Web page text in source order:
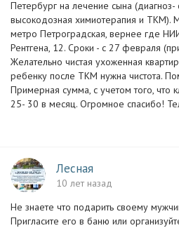
Петербург на лечение сына (диагноз-
высокодозная химиотерапия и ТКМ).
метро Петроградская, вернее где
Рентгена, 12. Сроки - с 27 февраля
Желательно чистая ухоженная
ребенку после ТКМ нужна чистота.
Примерная сумма, с учетом того, что
25- 30 в месяц. Огромное спасибо!
Лесная
10 лет назад
‍Не знаете что подарить своему
Пригласите его в баню или